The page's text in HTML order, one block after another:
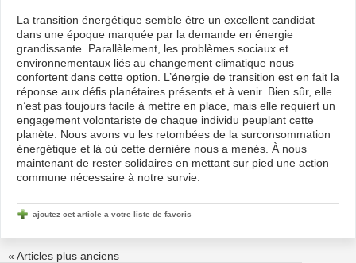
La transition énergétique semble être un excellent candidat
dans une époque marquée par la demande en énergie
grandissante. Parallèlement, les problèmes sociaux et
environnementaux liés au changement climatique nous
confortent dans cette option. L’énergie de transition est en fait la
réponse aux défis planétaires présents et à venir. Bien sûr, elle
n’est pas toujours facile à mettre en place, mais elle requiert un
engagement volontariste de chaque individu peuplant cette
planète. Nous avons vu les retombées de la surconsommation
énergétique et là où cette dernière nous a menés. À nous
maintenant de rester solidaires en mettant sur pied une action
commune nécessaire à notre survie.
ajoutez cet article a votre liste de favoris
« Articles plus anciens